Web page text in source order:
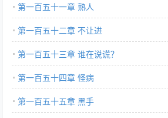
第一百五十一章 熟人
第一百五十二章 不让进
第一百五十三章 谁在说谎？
第一百五十四章 怪病
第一百五十五章 黑手